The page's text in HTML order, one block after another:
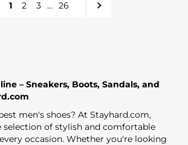
1 2 3 … 26
– Sneakers, Boots, Sandals, and
men's shoes? At Stayhard.com,
selection of stylish and comfortable
occasion. Whether you're looking